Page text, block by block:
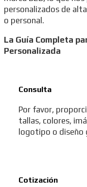
personalizados de
o personal.
La Guía Completa
Personalizada
Consulta
Por favor,
tallas, colores,
logotipo o diseño
Cotización